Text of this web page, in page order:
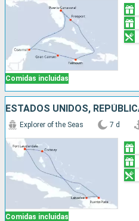
Comidas incluidas
Comidas incluidas
Explorer of the Seas 7 d